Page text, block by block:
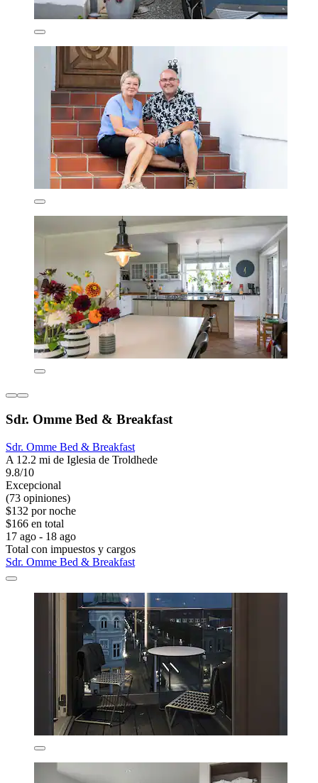
Sdr. Omme Bed & Breakfast
Sdr. Omme Bed & Breakfast
A 12.2 mi de Iglesia de Troldhede
9.8/10
Excepcional
(73 opiniones)
$132 por noche
$166 en total
17 ago - 18 ago
Total con impuestos y cargos
Sdr. Omme Bed & Breakfast